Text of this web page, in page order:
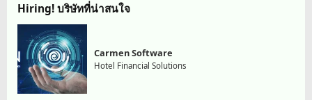
Hiring! บริษัทที่น่าสนใจ
Carmen Software
Hotel Financial Solutions